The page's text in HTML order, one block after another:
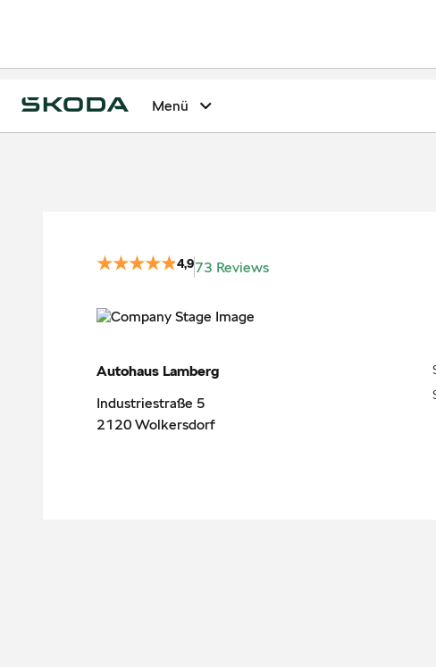
Menü
4,973 Reviews
Autohaus Lamberg
Industriestraße 5
2120 Wolkersdorf